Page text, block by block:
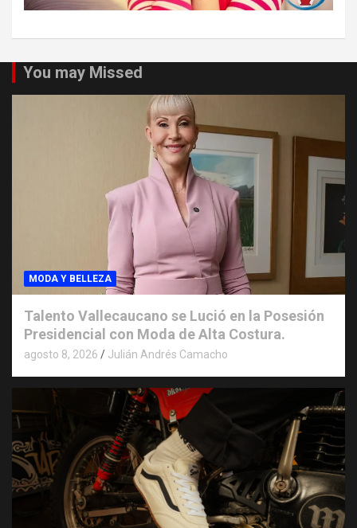
You may Missed
MODA Y BELLEZA
Talento Vallecaucano se Lució en la Posesión
Presidencial con Moda de Alta Costura.
agosto 8, 2026 Julián Andrés Camacho